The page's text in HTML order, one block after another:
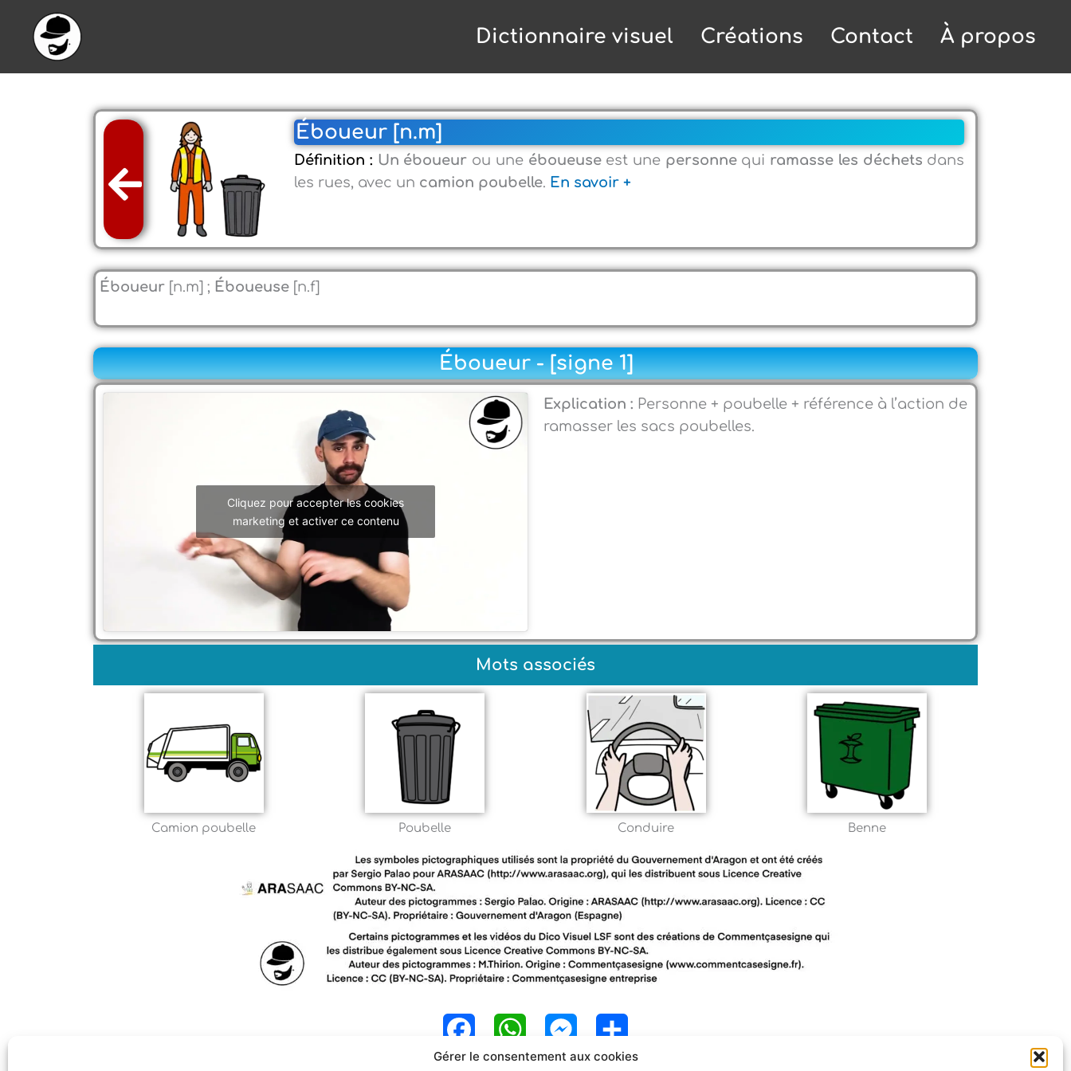
Gérer le consentement aux cookies
contenu
Dictionnaire visuel Créations Contact À propos
Éboueur [n.m]
Définition : Un éboueur ou une éboueuseest une personnequi ramasse les déchets dans
les rues, avec un camion poubelle. En savoir +
Éboueur [n.m] ; Éboueuse [n.f]
Éboueur - [signe 1]
Cliquez pour accepter les cookies
marketing et activer ce contenu
Explication : Personne + poubelle + référence à l’action de
ramasser les sacs poubelles.
Mots associés
Camion poubelle Poubelle Conduire Benne
F
a
W
h
M
e
P
a